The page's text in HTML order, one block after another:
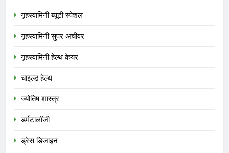
गृहस्वामिनी ब्यूटी स्पेशल
गृहस्वामिनी सुपर अचीवर
गृहस्वामिनी हेल्थ केयर
चाइल्ड हेल्थ
ज्योतिष शास्त्र
डर्मटालॉजी
ड्रेस डिजाइन